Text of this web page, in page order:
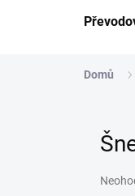
Domů